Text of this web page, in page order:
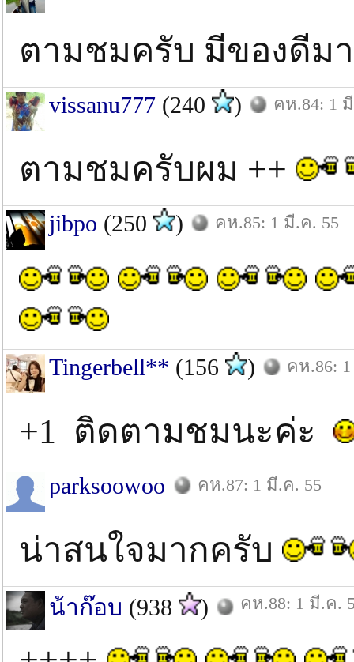
ตามชมครับ มีของดีม
vissanu777 (240 ) คห.84: 1
ตามชมครับผม ++
jibpo (250 ) คห.85: 1 มี.ค. 55
Tingerbell** (156 ) คห.86:
+1 ติดตามชมนะค่ะ
parksoowoo คห.87: 1 มี.ค. 55
น่าสนใจมากครับ
น้าก๊อบ (938 ) คห.88: 1 มี.ค.